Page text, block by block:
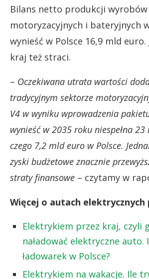
Bilans netto produkcji wyrobów
motoryzacyjnych i bateryjnych
wynieść w Polsce 16,9 mld euro.
kraj też straci.
– Oczekiwana utrata wartości
tradycyjnym sektorze
V4 w wyniku wprowadzenia
wynieść w 2035 roku niespełna
czego 7,2 mld euro w Polsce.
zyski budżetowe znacznie
straty finansowe – czytamy w
Więcej o autach
Elektrykiem przez kraj, czyli
naładować elektryczne auto.
ładowarek w Polsce?
Elektrykiem na wakacje. Ile